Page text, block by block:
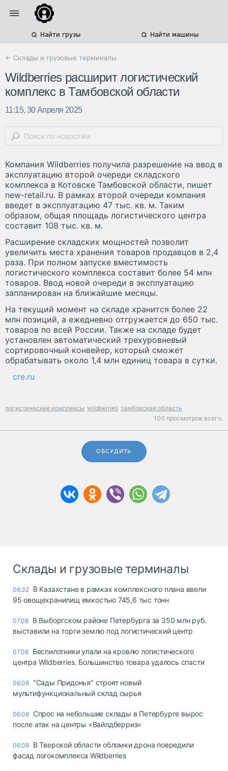
Найти грузы Найти машины
← Склады и грузовые терминалы
Wildberries расширит логистический
комплекс в Тамбовской области
11:15, 30 Апреля 2025
Компания Wildberries получила разрешение на ввод в
эксплуатацию второй очереди складского
комплекса в Котовске Тамбовской области, пишет
new-retail.ru. В рамках второй очереди компания
введет в эксплуатацию 47 тыс. кв. м. Таким
образом, общая площадь логистического центра
составит 108 тыс. кв. м.
Расширение складских мощностей позволит
увеличить места хранения товаров продавцов в 2,4
раза. При полном запуске вместимость
логистического комплекса составит более 54 млн
товаров. Ввод новой очереди в эксплуатацию
запланирован на ближайшие месяцы.
На текущий момент на складе хранится более 22
млн позиций, а ежедневно отгружается до 650 тыс.
товаров по всей России. Также на складе будет
установлен автоматический трехуровневый
сортировочный конвейер, который сможет
обрабатывать около 1,4 млн единиц товара в сутки.
cre.ru
логистические комплексы wildberries тамбовская область
100 просмотров всего.
ОБСУДИТЬ
Склады и грузовые терминалы
06:32 В Казахстане в рамках комплексного плана ввели
95 овощехранилищ емкостью 745,6 тыс тонн
07.08 В Выборгском районе Петербурга за 350 млн руб.
выставили на торги землю под логистический центр
07.08 Беспилотники упали на кровлю логистического
центра Wildberries. Большинство товара удалось спасти
06.08 "Сады Придонья" строят новый
мультифункциональный склад сырья
06.08 Спрос на небольшие склады в Петербурге вырос
после атак на центры «Вайлдберриз»
06.08 В Тверской области обломки дрона повредили
фасад логокомплекса Wildberries